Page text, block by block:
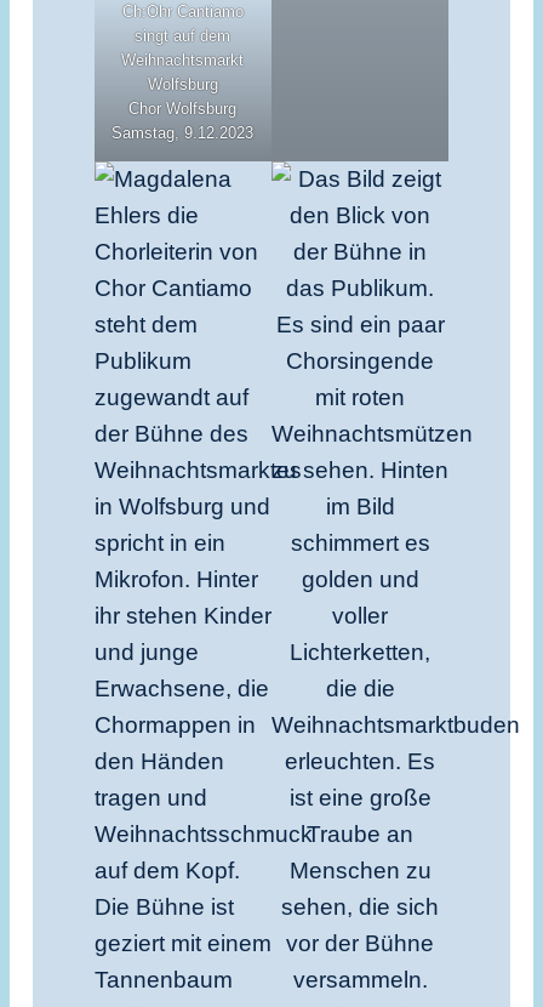
Ch:Ohr Cantiamo
singt auf dem
Weihnachtsmarkt
Wolfsburg
Chor Wolfsburg
Samstag, 9.12.2023